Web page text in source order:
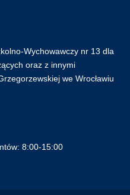
Wychowawczy nr 13 dla
oraz z innymi
we Wrocławiu
8:00-15:00